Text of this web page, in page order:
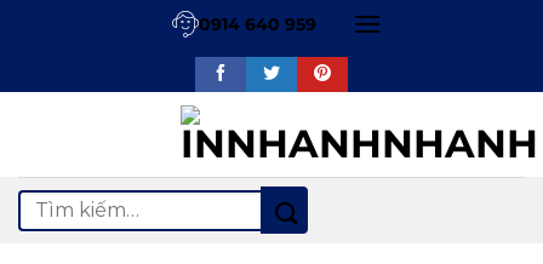
0914 640 959
Tìm
kiếm: